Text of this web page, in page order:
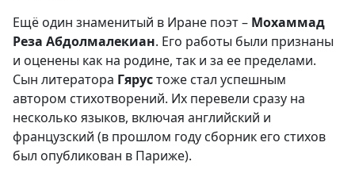
Ещё один знаменитый в Иране поэт – Мохаммад
Реза Абдолмалекиан. Его работы были признаны
и оценены как на родине, так и за ее пределами.
Сын литератора Гярустоже стал успешным
автором стихотворений. Их перевели сразу на
несколько языков, включая английский и
французский (в прошлом году сборник его стихов
был опубликован в Париже).